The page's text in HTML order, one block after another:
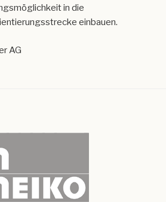
in die
einbauen.
AG